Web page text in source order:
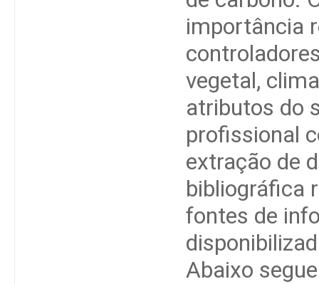
importância
vegetal,
atributos do
profissional
extração de
bibliográfica
fontes de
Abaixo